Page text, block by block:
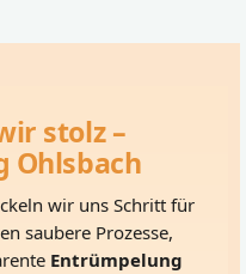
stolz –
Ohlsbach
wir uns Schritt für
saubere Prozesse,
Entrümpelung